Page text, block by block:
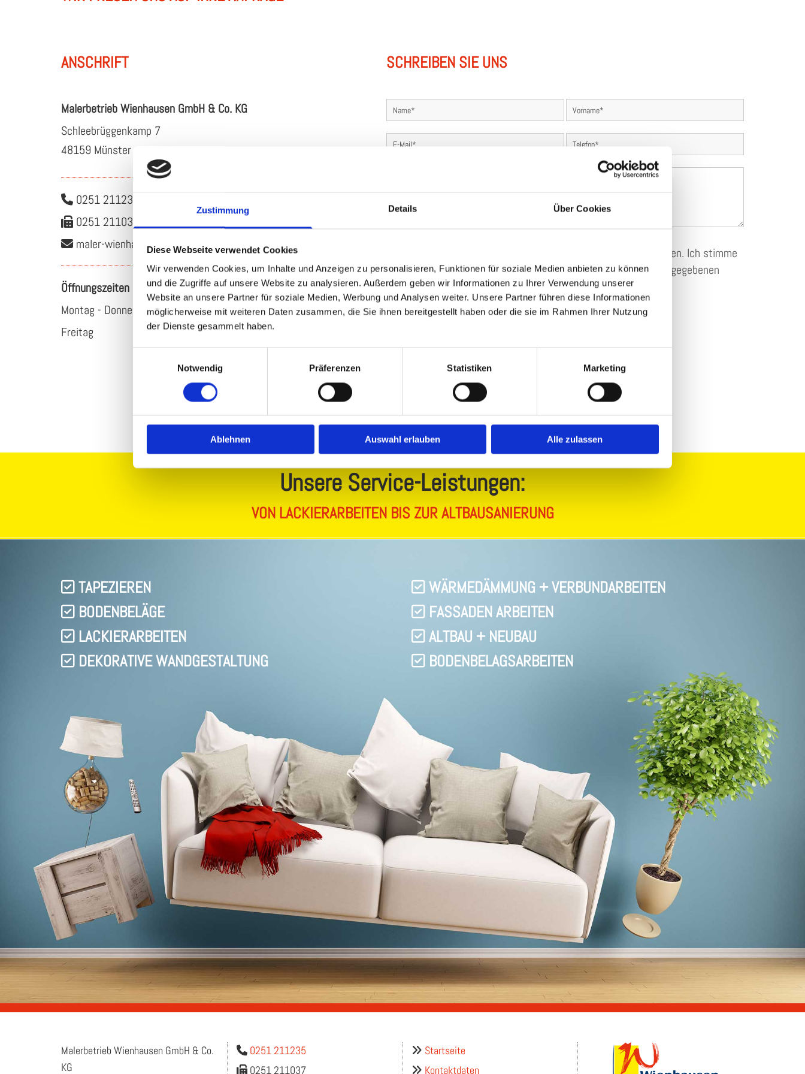
Zustimmung Details Über Cookies
Diese Webseite verwendet Cookies
Wir verwenden Cookies, um Inhalte und Anzeigen zu personalisieren, Funktionen für soziale Medien anbieten zu können
und die Zugriffe auf unsere Website zu analysieren. Außerdem geben wir Informationen zu Ihrer Verwendung unserer
Website an unsere Partner für soziale Medien, Werbung und Analysen weiter. Unsere Partner führen diese Informationen
möglicherweise mit weiteren Daten zusammen, die Sie ihnen bereitgestellt haben oder die sie im Rahmen Ihrer Nutzung
der Dienste gesammelt haben.
Notwendig
Präferenzen Statistiken Marketing
Ablehnen Auswahl erlauben Alle zulassen
ANSCHRIFT
Ma­ler­be­trieb Wien­hau­sen GmbH & Co. KG
Schle­e­brüg­gen­kamp 7
48159 Müns­ter
 0251 211235
 0251 211037
 ma­ler-wien­hau­sen@​t-​online.​de
Öff­nungs­zei­ten
Mon­tag - Don­ners­tag
08:00 - 16:30
Frei­tag
08:00 - 12:30
SCHREIBEN SIE UNS
Ich habe die Datenschutzerklärung zur Kenntnis genommen. Ich stimme
einer elektronischen Speicherung und Verarbeitung meiner eingegebenen
Daten zur Beantwortung meiner Anfrage zu. *
Unsere Service-Leistungen:
VON LACKIERARBEITEN BIS ZUR ALTBAUSANIERUNG
 TAPEZIEREN
 BODENBELÄGE
 LACKIERARBEITEN
 DEKORATIVE WANDGESTALTUNG
 WÄRMEDÄMMUNG + VERBUNDARBEITEN
 FASSADEN ARBEITEN
 ALTBAU + NEUBAU
 BODENBELAGSARBEITEN
Malerbetrieb Wienhausen GmbH & Co.
KG
 0251 211235
0251 211037
 Startseite
 Kontaktdaten